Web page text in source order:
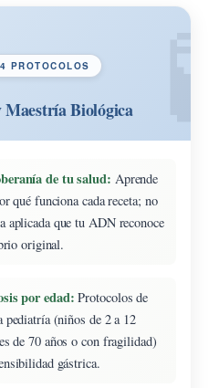
4 PROTOCOLOS
Maestría Biológica
de tu salud: Aprende
qué funciona cada receta; no
aplicada que tu ADN reconoce
original.
por edad: Protocolos de
pediatría (niños de 2 a 12
de 70 años o con fragilidad)
gástrica.